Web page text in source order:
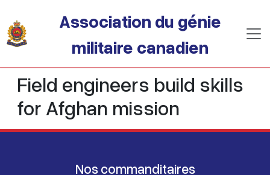
Association du génie
militaire canadien
Field engineers build skills
for Afghan mission
Nos commanditaires